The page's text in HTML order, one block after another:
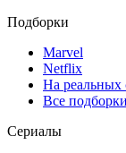
Подборки
Marvel
Netflix
На реальных
Все подборки
Сериалы